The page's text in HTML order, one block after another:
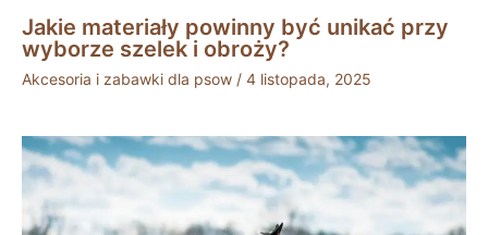
Jakie materiały powinny być unikać przy
wyborze szelek i obroży?
Akcesoria i zabawki dla psow / 4 listopada, 2025